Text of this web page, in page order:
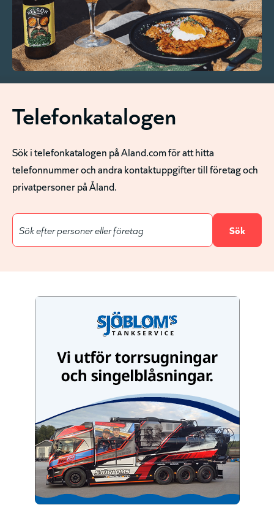
Telefonkatalogen
Sök i telefonkatalogen på Aland.com för att hitta
telefonnummer och andra kontaktuppgifter till företag och
privatpersoner på Åland.